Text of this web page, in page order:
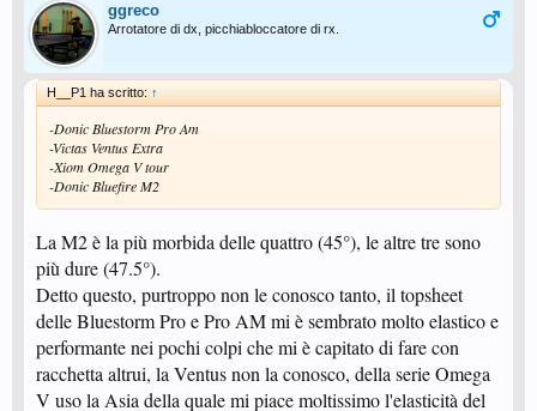
ggreco
Arrotatore di dx, picchiabloccatore di rx.
H__P1 ha scritto: ↑
-Donic Bluestorm Pro Am
-Victas Ventus Extra
-Xiom Omega V tour
-Donic Bluefire M2
La M2 è la più morbida delle quattro (45°), le altre tre sono
più dure (47.5°).
Detto questo, purtroppo non le conosco tanto, il topsheet
delle Bluestorm Pro e Pro AM mi è sembrato molto elastico e
performante nei pochi colpi che mi è capitato di fare con
racchetta altrui, la Ventus non la conosco, della serie Omega
V uso la Asia della quale mi piace moltissimo l'elasticità del